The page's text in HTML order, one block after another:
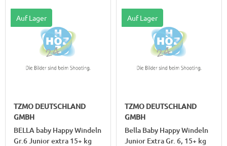
Auf Lager
TZMO DEUTSCHLAND
GMBH
BELLA baby Happy Windeln
Gr.6 Junior extra 15+ kg
Auf Lager
TZMO DEUTSCHLAND
GMBH
Bella Baby Happy Windeln
Junior Extra Gr. 6, 15+ kg